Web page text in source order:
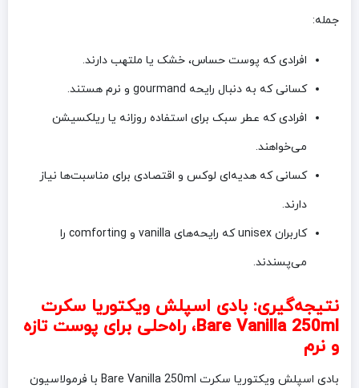
جمله:
افرادی که پوست حساس، خشک یا ملتهب دارند.
کسانی که به دنبال رایحه gourmand و نرم هستند.
افرادی که عطر سبک برای استفاده روزانه یا ریلکسیشن
می‌خواهند.
کسانی که هدیه‌ای لوکس و اقتصادی برای مناسبت‌ها نیاز
دارند.
کاربران unisex که رایحه‌های vanilla و comforting را
می‌پسندند.
نتیجه‌گیری: بادی اسپلش ویکتوریا سکرت
Bare Vanilla 250ml، راه‌حلی برای پوست تازه
و نرم
بادی اسپلش ویکتوریا سکرت Bare Vanilla 250ml با فرمولاسیون